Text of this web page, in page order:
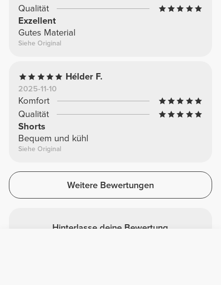
Qualität
Exzellent
Gutes Material
Siehe Original
Hélder F.
2025-11-10
Komfort
Qualität
Shorts
Bequem und kühl
Siehe Original
Weitere Bewertungen
Hinterlasse deine Bewertung